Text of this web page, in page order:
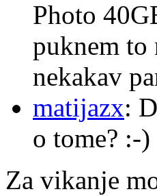
Photo
puknem to
nekakav
matijazx:
o tome? :-)
Za vikanje